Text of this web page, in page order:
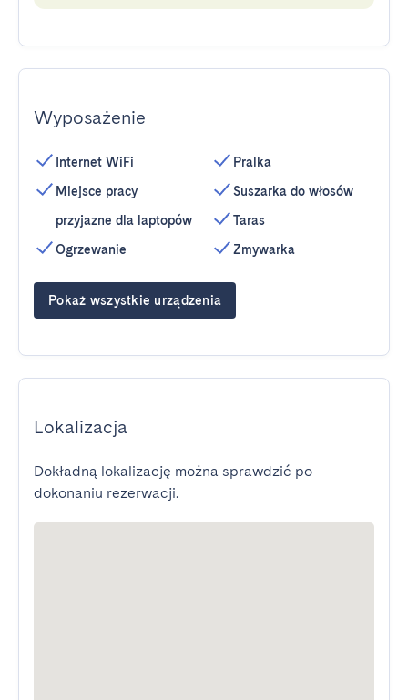
Wyposażenie
Internet WiFi
Miejsce pracy
przyjazne dla laptopów
Ogrzewanie
Pralka
Suszarka do włosów
Taras
Zmywarka
Pokaż wszystkie urządzenia
Lokalizacja
Dokładną lokalizację można sprawdzić po
dokonaniu rezerwacji.